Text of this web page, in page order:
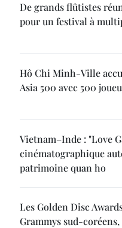
De grands flûtistes
pour un festival à
Hô Chi Minh-Ville
Asia 500 avec 500
Vietnam–Inde : "Love
cinématographique
patrimoine quan ho
Les Golden Disc
Grammys sud-